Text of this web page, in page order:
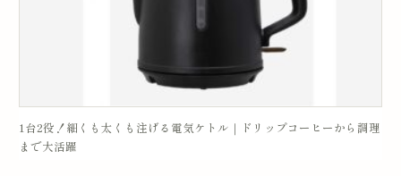
1台2役！細くも太くも注げる電気ケトル｜ドリップコーヒーから調理
まで大活躍